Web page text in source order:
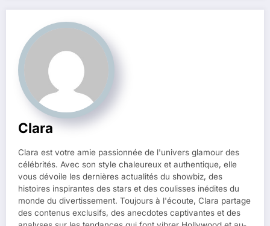
Clara
Clara est votre amie passionnée de l'univers glamour des
célébrités. Avec son style chaleureux et authentique, elle
vous dévoile les dernières actualités du showbiz, des
histoires inspirantes des stars et des coulisses inédites du
monde du divertissement. Toujours à l'écoute, Clara partage
des contenus exclusifs, des anecdotes captivantes et des